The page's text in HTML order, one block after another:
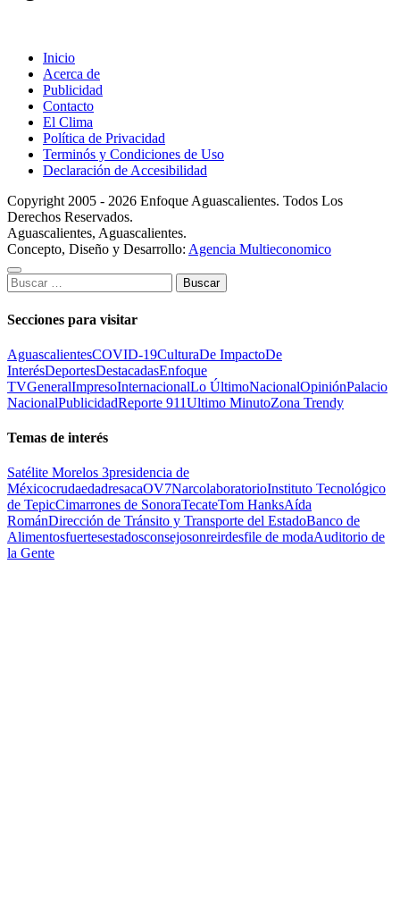
Inicio
Acerca de
Publicidad
Contacto
El Clima
Política de Privacidad
Terminós y Condiciones de Uso
Declaración de Accesibilidad
Copyright 2005 - 2026 Enfoque Aguascalientes. Todos Los
Derechos Reservados.
Aguascalientes, Aguascalientes.
Concepto, Diseño y Desarrollo: Agencia Multieconomico
Buscar:
Secciones para visitar
AguascalientesCOVID-19CulturaDe ImpactoDe
InterésDeportesDestacadasEnfoque
TVGeneralImpresoInternacionalLo ÚltimoNacionalOpiniónPalacio
NacionalPublicidadReporte 911Ultimo MinutoZona Trendy
Temas de interés
Satélite Morelos 3presidencia de
MéxicocrudaedadresacaOV7NarcolaboratorioInstituto Tecnológico
de TepicCimarrones de SonoraTecateTom HanksAída
RománDirección de Tránsito y Transporte del EstadoBanco de
Alimentosfuertesestadosconsejosonreirdesfile de modaAuditorio de
la Gente